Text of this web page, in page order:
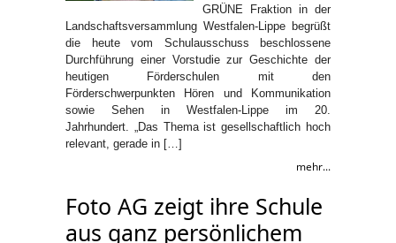
GRÜNE Fraktion in der
Landschaftsversammlung Westfalen-Lippe begrüßt
die heute vom Schulausschuss beschlossene
Durchführung einer Vorstudie zur Geschichte der
heutigen Förderschulen mit den
Förderschwerpunkten Hören und Kommunikation
sowie Sehen in Westfalen-Lippe im 20.
Jahrhundert. „Das Thema ist gesellschaftlich hoch
relevant, gerade in […]
mehr...
Foto AG zeigt ihre Schule
aus ganz persönlichem